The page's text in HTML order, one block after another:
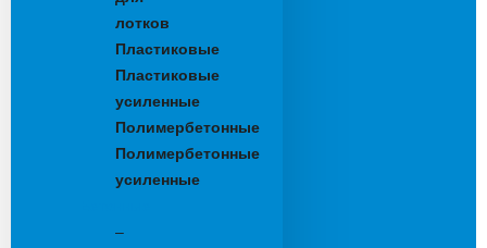
лотков
Пластиковые
Пластиковые
усиленные
Полимербетонные
Полимербетонные
усиленные
–